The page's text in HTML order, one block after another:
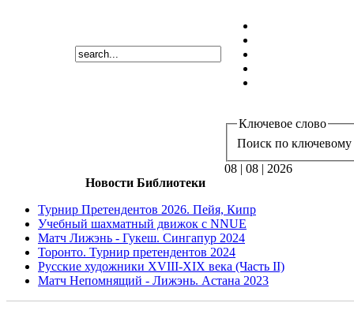
Ключевое слово
Поиск по ключевому
08 | 08 | 2026
Новости Библиотеки
Турнир Претендентов 2026. Пейя, Кипр
Учебный шахматный движок с NNUE
Матч Лижэнь - Гукеш. Сингапур 2024
Торонто. Турнир претендентов 2024
Русские художники XVIII-XIX века (Часть II)
Матч Непомнящий - Лижэнь. Астана 2023